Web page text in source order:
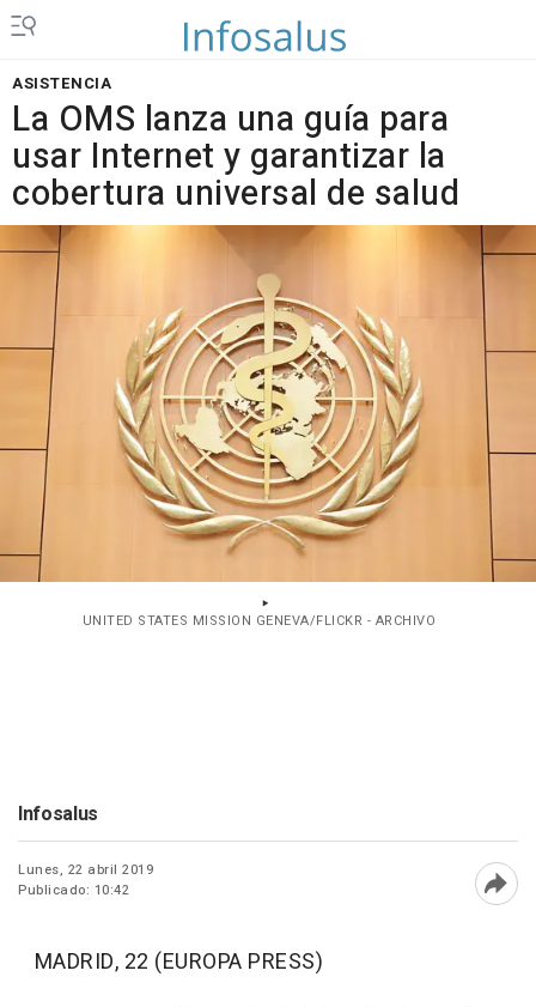
ASISTENCIA
La OMS lanza una guía para
usar Internet y garantizar la
cobertura universal de salud
UNITED STATES MISSION GENEVA/FLICKR - ARCHIVO
Infosalus
Lunes, 22 abril 2019
Publicado: 10:42
MADRID, 22 (EUROPA PRESS)